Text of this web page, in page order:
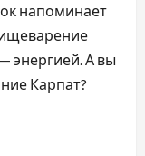
напоминает
энергией. А вы
Карпат?